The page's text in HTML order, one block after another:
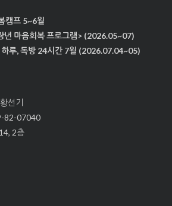
캠프 5~6월
년 마음회복 프로그램> (2026.05~07)
루, 독방 24시간 7월 (2026.07.04~05)
선기
82-07040
2층